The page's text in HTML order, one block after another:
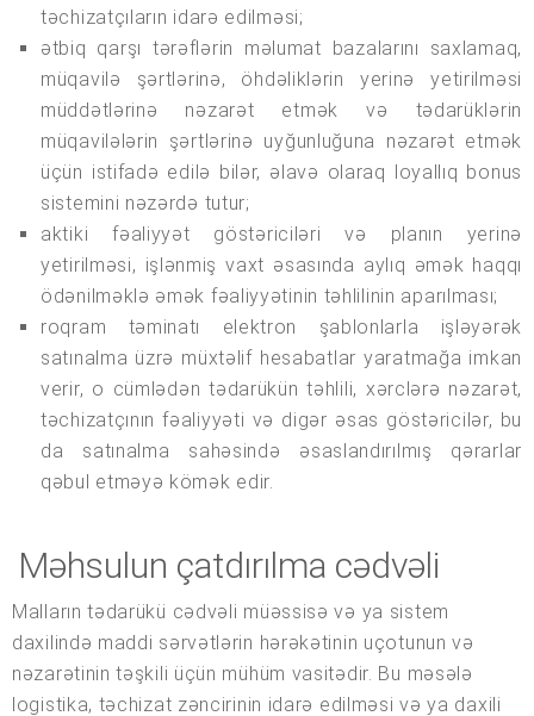
təchizatçıların idarə edilməsi;
ətbiq qarşı tərəflərin məlumat bazalarını saxlamaq,
müqavilə şərtlərinə, öhdəliklərin yerinə yetirilməsi
müddətlərinə nəzarət etmək və tədarüklərin
müqavilələrin şərtlərinə uyğunluğuna nəzarət etmək
üçün istifadə edilə bilər, əlavə olaraq loyallıq bonus
sistemini nəzərdə tutur;
aktiki fəaliyyət göstəriciləri və planın yerinə
yetirilməsi, işlənmiş vaxt əsasında aylıq əmək haqqı
ödənilməklə əmək fəaliyyətinin təhlilinin aparılması;
roqram təminatı elektron şablonlarla işləyərək
satınalma üzrə müxtəlif hesabatlar yaratmağa imkan
verir, o cümlədən tədarükün təhlili, xərclərə nəzarət,
təchizatçının fəaliyyəti və digər əsas göstəricilər, bu
da satınalma sahəsində əsaslandırılmış qərarlar
qəbul etməyə kömək edir.
Məhsulun çatdırılma cədvəli
Malların tədarükü cədvəli müəssisə və ya sistem
daxilində maddi sərvətlərin hərəkətinin uçotunun və
nəzarətinin təşkili üçün mühüm vasitədir. Bu məsələ
logistika, təchizat zəncirinin idarə edilməsi və ya daxili